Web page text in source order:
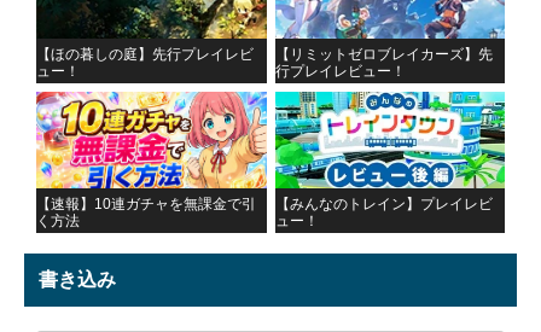
【ほの暮しの庭】先行プレイレビ
ュー！
【リミットゼロブレイカーズ】先
行プレイレビュー！
【速報】10連ガチャを無課金で引
く方法
【みんなのトレイン】プレイレビ
ュー！
書き込み